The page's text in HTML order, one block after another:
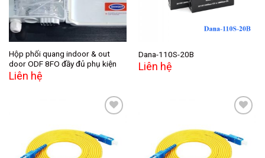
Hộp phối quang indoor & out
door ODF 8FO đầy đủ phụ kiện
Liên hệ
Dana-110S-20B
Liên hệ
Add to
wishlist
Add to
wishlist